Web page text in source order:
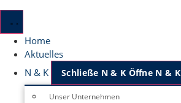
Home
Aktuelles
N & K
Schließe N & K Öffne N & K
Unser Unternehmen